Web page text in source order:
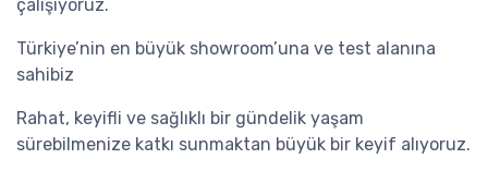
çalışıyoruz.
Türkiye’nin en büyük showroom’una ve test alanına
sahibiz
Rahat, keyifli ve sağlıklı bir gündelik yaşam
sürebilmenize katkı sunmaktan büyük bir keyif alıyoruz.